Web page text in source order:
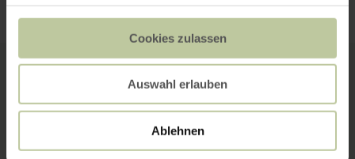
Cookies zulassen
Auswahl erlauben
Ablehnen